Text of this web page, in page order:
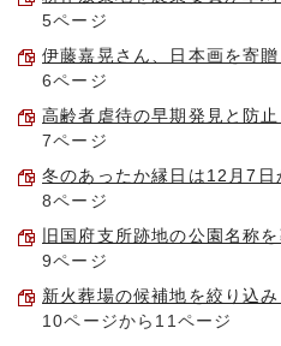
5ページ
伊藤嘉晃さん、日本画を寄
6ページ
高齢者虐待の早期発見と防
7ページ
冬のあったか縁日は12月7
8ページ
旧国府支所跡地の公園名称
9ページ
新火葬場の候補地を絞り込
10ページから11ページ